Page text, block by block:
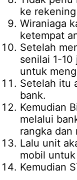
ke
Wiraniaga
ketempat
Setelah
senilai 1-
untuk
Setelah itu
bank.
Kemudian
melalui
rangka dan
Lalu unit
mobil
Kemudian